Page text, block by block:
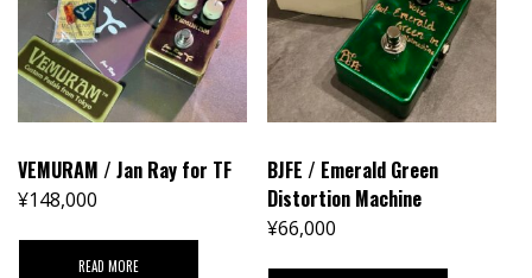
VEMURAM / Jan Ray for TF
¥148,000
READ MORE
BJFE / Emerald Green
Distortion Machine
¥66,000